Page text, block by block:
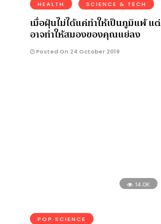
HEALTH SCIENCE & TECH
เมื่อฝุ่นไม่ได้แค่ทำให้เป็นภูมิแพ้ แต่
อาจทำให้สมองของคุณแย่ลง
Posted On 24 October 2019
14.0K
POP SCIENCE